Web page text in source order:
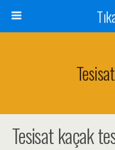
Tesisat kaçak